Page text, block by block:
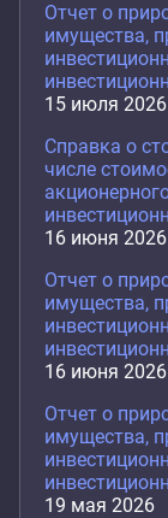
Отчет о
имущества,
15 июля 2026
Справка о
числе
16 июня 2026
Отчет о
имущества,
16 июня 2026
Отчет о
имущества,
19 мая 2026